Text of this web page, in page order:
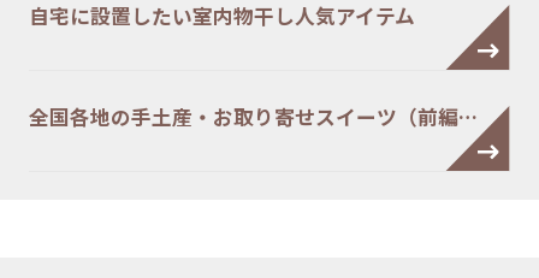
自宅に設置したい室内物干し人気アイテム
全国各地の手土産・お取り寄せスイーツ（前編…